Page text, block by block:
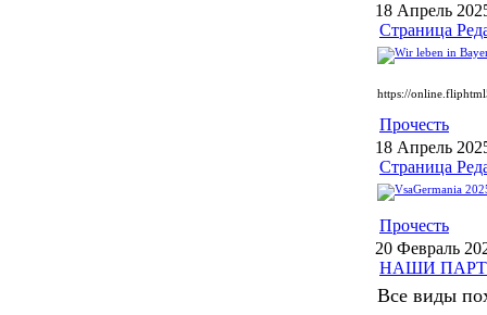
18 Апрель
Страница
https://
Прочесть
18 Апрель
Страница
Прочесть
20 Февраль
НАШИ
Все виды